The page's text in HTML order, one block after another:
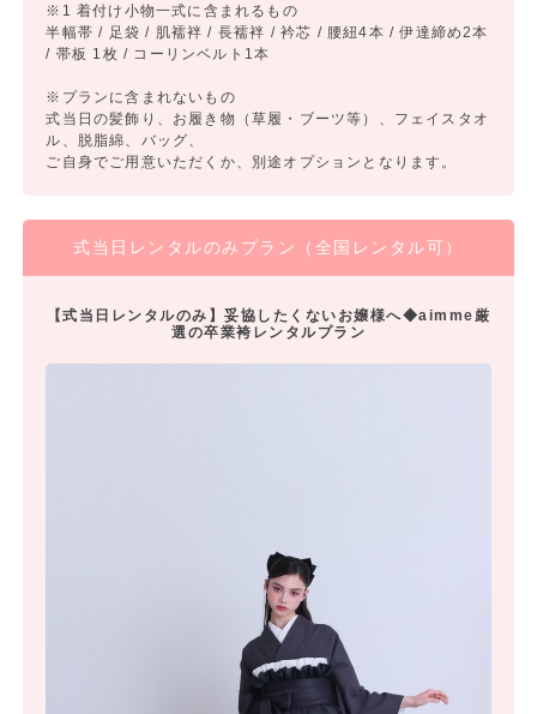
※1 着付け小物一式に含まれるもの
半幅帯 / 足袋 / 肌襦袢 / 長襦袢 / 衿芯 / 腰紐4本 / 伊達締め2本
/ 帯板 1枚 / コーリンベルト1本
※プランに含まれないもの
式当日の髪飾り、お履き物（草履・ブーツ等）、フェイスタオ
ル、脱脂綿、バッグ、
ご自身でご用意いただくか、別途オプションとなります。
式当日レンタルのみプラン（全国レンタル可）
【式当日レンタルのみ】妥協したくないお嬢様へ◆aimme厳
選の卒業袴レンタルプラン